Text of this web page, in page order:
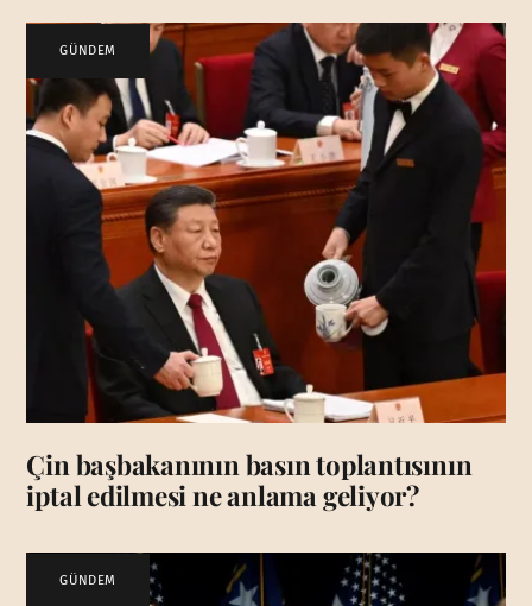
GÜNDEM
Çin başbakanının basın toplantısının
iptal edilmesi ne anlama geliyor?
GÜNDEM